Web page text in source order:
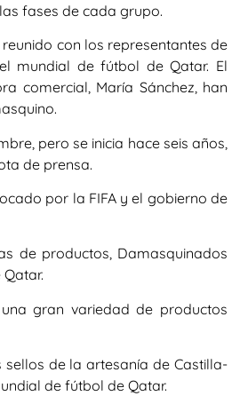
fases de cada grupo.
con los representantes de
mundial de fútbol de Qatar. El
comercial, María Sánchez, han
pero se inicia hace seis años,
de prensa.
por la FIFA y el gobierno de
de productos, Damasquinados
gran variedad de productos
de la artesanía de Castilla-
de fútbol de Qatar.